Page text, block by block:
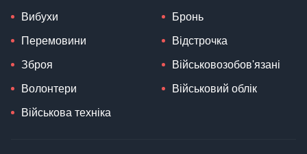
Вибухи
Перемовини
Зброя
Волонтери
Військова техніка
Бронь
Відстрочка
Військовозобов'язані
Військовий облік